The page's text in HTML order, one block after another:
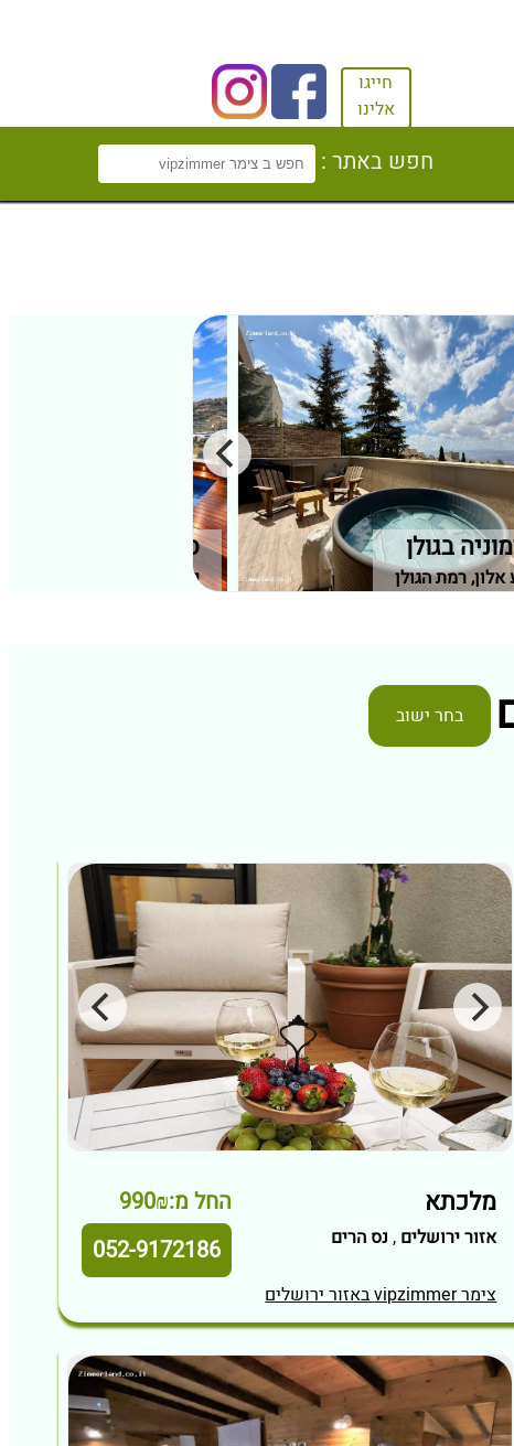
חייגו
אלינו
חפש באתר :
סוויטת נוף שקיעה
פקיעין החדשה, גליל מערבי
בגולן
רמת הגולן
בחר ישוב
מלכתא החל מ:990₪
אזור ירושלים , נס הרים 052-9172186
צימר vipzimmer באזור ירושלים